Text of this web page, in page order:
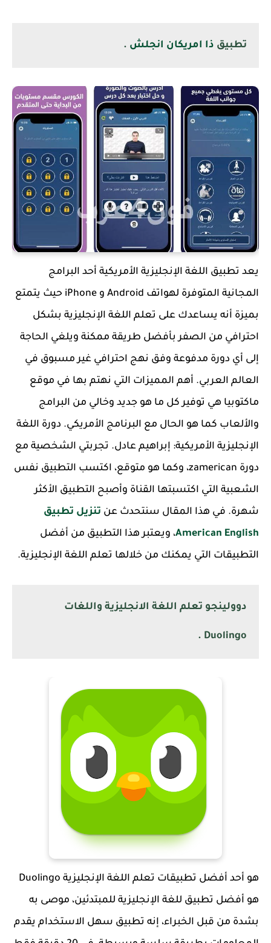
تطبيق ذا امريكان انجلش .
يعد تطبيق اللغة الإنجليزية الأمريكية أحد البرامج
المجانية المتوفرة لهواتف Android و iPhone حيث يتمتع
بميزة أنه يساعدك على تعلم اللغة الإنجليزية بشكل
احترافي من الصفر بأفضل طريقة ممكنة ويلغي الحاجة
إلى أي دورة مدفوعة وفق نهج احترافي غير مسبوق في
العالم العربي. أهم المميزات التي نهتم بها في موقع
ماكتوبيا هي توفير كل ما هو جديد وخالي من البرامج
والألعاب كما هو الحال مع البرنامج الأمريكي. دورة اللغة
الإنجليزية الأمريكية: إبراهيم عادل. تجربتي الشخصية مع
دورة zamerican، وكما هو متوقع، اكتسب التطبيق نفس
الشعبية التي اكتسبتها القناة وأصبح التطبيق الأكثر
شهرة. في هذا المقال سنتحدث عن تنزيل تطبيق
American English، ويعتبر هذا التطبيق من أفضل
التطبيقات التي يمكنك من خلالها تعلم اللغة الإنجليزية.
دوولينجو تعلم اللغة الانجليزية واللغات
Duolingo .
هو أحد أفضل تطبيقات تعلم اللغة الإنجليزية Duolingo
هو أفضل تطبيق للغة الإنجليزية للمبتدئين، موصى به
بشدة من قبل الخبراء، إنه تطبيق سهل الاستخدام يقدم